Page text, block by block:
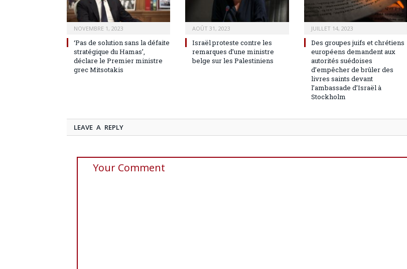
NOVEMBRE 1, 2023
‘Pas de solution sans la défaite
stratégique du Hamas’,
déclare le Premier ministre
grec Mitsotakis
AOÛT 31, 2023
Israël proteste contre les
remarques d’une ministre
belge sur les Palestiniens
JUILLET 14, 2023
Des groupes juifs et chrétiens
européens demandent aux
autorités suédoises
d’empêcher de brûler des
livres saints devant
l’ambassade d’Israël à
Stockholm
LEAVE A REPLY